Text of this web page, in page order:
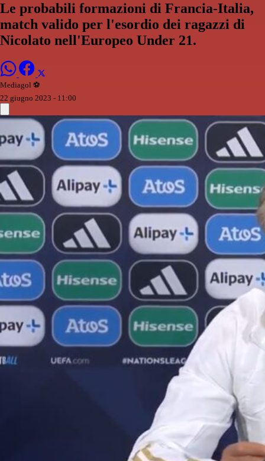
Le probabili formazioni di Francia-Italia,
match valido per l'esordio dei ragazzi di
Nicolato nell'Europeo Under 21.
Mediagol ⚽️️
22 giugno 2023 - 11:00